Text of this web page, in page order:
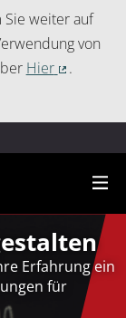
Sie weiter auf
von
Hier
.
Erfahrung ein
für